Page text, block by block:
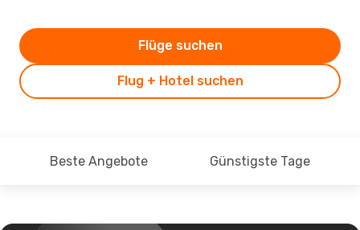
Flug + Hotel suchen
Flüge suchen
Beste Angebote Günstigste Tage